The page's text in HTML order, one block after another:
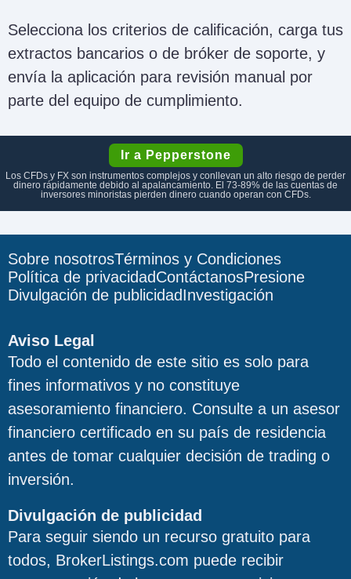
Selecciona los criterios de calificación, carga tus
extractos bancarios o de bróker de soporte, y
envía la aplicación para revisión manual por
parte del equipo de cumplimiento.
Ir a Pepperstone
Los CFDs y FX son instrumentos complejos y conllevan un alto riesgo de perder
dinero rápidamente debido al apalancamiento. El 73-89% de las cuentas de
inversores minoristas pierden dinero cuando operan con CFDs.
Sobre nosotrosTérminos y Condiciones
Política de privacidadContáctanosPresione
Divulgación de publicidadInvestigación
Aviso Legal
Todo el contenido de este sitio es solo para
fines informativos y no constituye
asesoramiento financiero. Consulte a un asesor
financiero certificado en su país de residencia
antes de tomar cualquier decisión de trading o
inversión.
Divulgación de publicidad
Para seguir siendo un recurso gratuito para
todos, BrokerListings.com puede recibir